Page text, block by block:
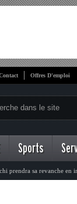
Offres D'emploi
Sports
prendra sa revanche en